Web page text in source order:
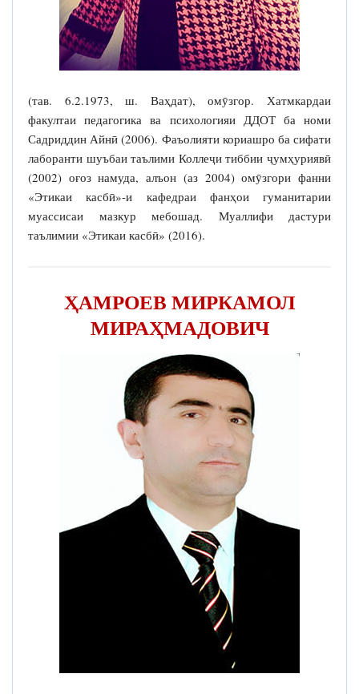
(тав. 6.2.1973, ш. Ваҳдат), омӯзгор. Хатмкардаи
факултаи педагогика ва психологияи ДДОТ ба номи
Садриддин Айнӣ (2006). Фаъолияти кориашро ба сифати
лаборанти шуъбаи таълими Коллеҷи тиббии ҷумҳуриявӣ
(2002) оғоз намуда, алъон (аз 2004) омӯзгори фанни
«Этикаи касбӣ»-и кафедраи фанҳои гуманитарии
муассисаи мазкур мебошад. Муаллифи дастури
таълимии «Этикаи касбӣ» (2016).
ҲАМРОЕВ МИРКАМОЛ
МИРАҲМАДОВИЧ